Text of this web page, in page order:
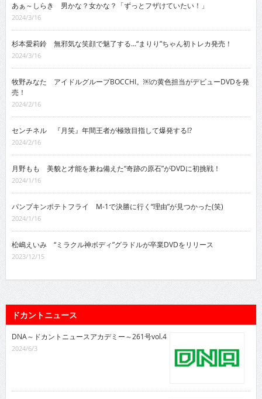
あぁ～しらき 男かな？女かな？「ずっとフザけていたい！」
2024/3/16
杉本愛莉鈴 無邪気な笑顔で魅了する…“まりり”ちゃん初トレカ発売！
2024/3/16
牧野みなた アイドルグループBOCCHI。￼の黄色担当がデビューDVDを発
売！
2024/2/16
センチネル 『月笑』年間王者が極致目指して爆発する!?
2024/2/16
月野もも 美貌と才能を兼ね備えた“奇跡の原石”がDVDに初挑戦！
2024/1/16
パンプキンポテトフライ M-1で決勝に行く“理由”が見つかった(笑)
2024/1/16
松嶋えいみ “ミラクル神ボディ”グラドルが卒業DVDをリリース
2023/12/15
ドカントニュース
DNA～ドカントニュースアカデミー～261号vol.4
2024/6/3